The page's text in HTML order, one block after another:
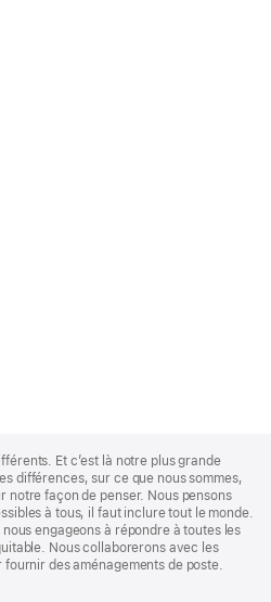
Et c’est là notre plus grande
différences, sur ce que nous sommes,
notre façon de penser. Nous pensons
à tous, il faut inclure tout le monde.
engageons à répondre à toutes les
Nous collaborerons avec les
des aménagements de poste.